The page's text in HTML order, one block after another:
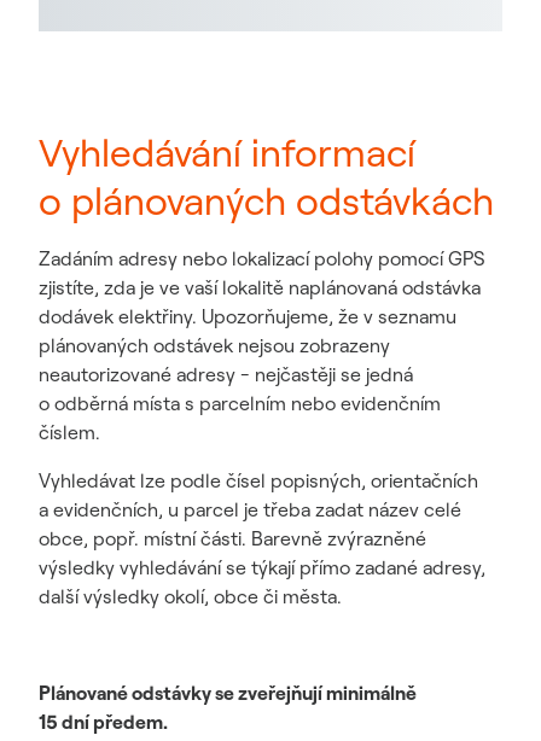
Vyhledávání informací
o plánovaných odstávkách
Zadáním adresy nebo lokalizací polohy pomocí GPS
zjistíte, zda je ve vaší lokalitě naplánovaná odstávka
dodávek elektřiny. Upozorňujeme, že v seznamu
plánovaných odstávek nejsou zobrazeny
neautorizované adresy - nejčastěji se jedná
o odběrná místa s parcelním nebo evidenčním
číslem.
Vyhledávat lze podle čísel popisných, orientačních
a evidenčních, u parcel je třeba zadat název celé
obce, popř. místní části. Barevně zvýrazněné
výsledky vyhledávání se týkají přímo zadané adresy,
další výsledky okolí, obce či města.
Plánované odstávky se zveřejňují minimálně
15 dní předem.